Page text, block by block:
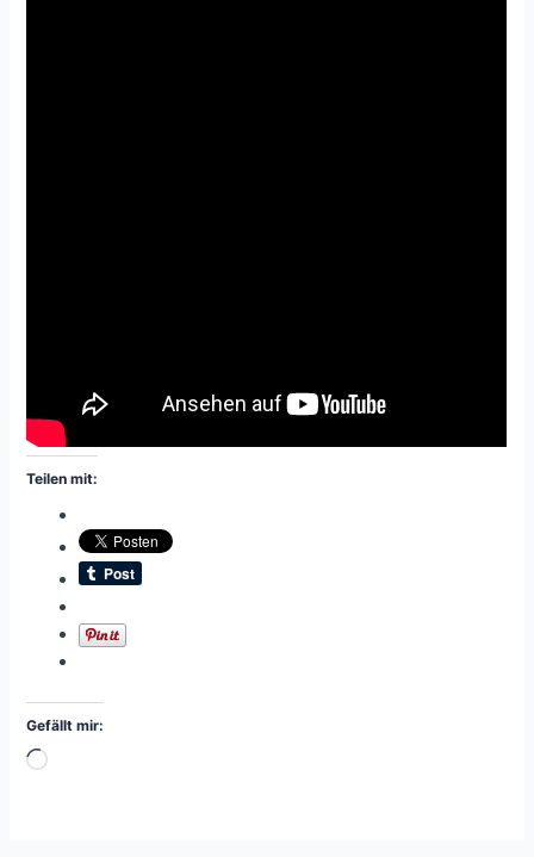
Teilen mit:
Gefällt mir:
Wird